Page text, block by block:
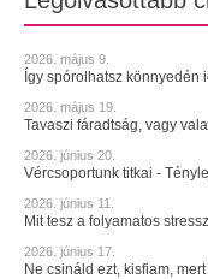
2026. május 9.
Így spórolhatsz könnyedén
2026. május 19.
Tavaszi fáradtság, vagy
2026. június 20.
Vércsoportunk titkai -
2026. június 11.
Mit tesz a folyamatos
2026. június 17.
Ne csináld ezt, kisfiam,